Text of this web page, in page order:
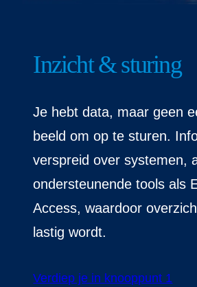
Inzicht & sturing
Je hebt data, maar geen
beeld om op te sturen.
verspreid over systemen,
ondersteunende tools als
Access, waardoor
lastig wordt.
Verdiep je in knooppunt 1